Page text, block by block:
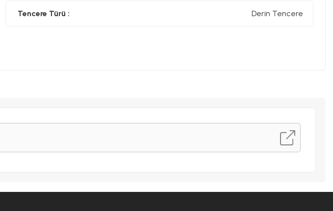
Tencere Türü : Derin Tencere